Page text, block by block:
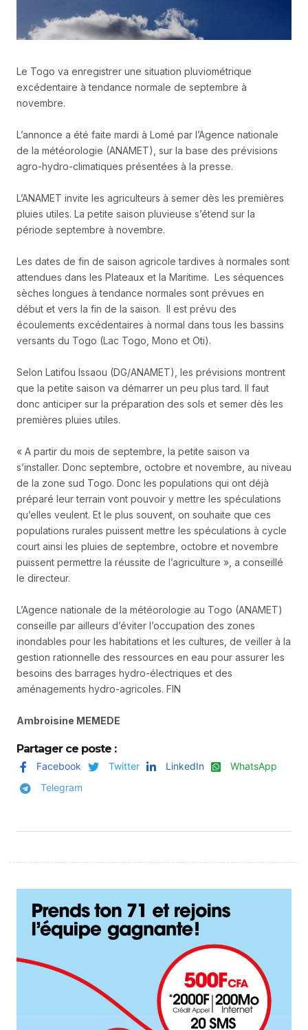
Le Togo va enregistrer une situation pluviométrique
excédentaire à tendance normale de septembre à
novembre.
L’annonce a été faite mardi à Lomé par l’Agence nationale
de la météorologie (ANAMET), sur la base des prévisions
agro-hydro-climatiques présentées à la presse.
L’ANAMET invite les agriculteurs à semer dès les premières
pluies utiles. La petite saison pluvieuse s’étend sur la
période septembre à novembre.
Les dates de fin de saison agricole tardives à normales sont
attendues dans les Plateaux et la Maritime. Les séquences
sèches longues à tendance normales sont prévues en
début et vers la fin de la saison. Il est prévu des
écoulements excédentaires à normal dans tous les bassins
versants du Togo (Lac Togo, Mono et Oti).
Selon Latifou Issaou (DG/ANAMET), les prévisions montrent
que la petite saison va démarrer un peu plus tard. Il faut
donc anticiper sur la préparation des sols et semer dès les
premières pluies utiles.
« A partir du mois de septembre, la petite saison va
s’installer. Donc septembre, octobre et novembre, au niveau
de la zone sud Togo. Donc les populations qui ont déjà
préparé leur terrain vont pouvoir y mettre les spéculations
qu’elles veulent. Et le plus souvent, on souhaite que ces
populations rurales puissent mettre les spéculations à cycle
court ainsi les pluies de septembre, octobre et novembre
puissent permettre la réussite de l’agriculture », a conseillé
le directeur.
L’Agence nationale de la météorologie au Togo (ANAMET)
conseille par ailleurs d’éviter l’occupation des zones
inondables pour les habitations et les cultures, de veiller à la
gestion rationnelle des ressources en eau pour assurer les
besoins des barrages hydro-électriques et des
aménagements hydro-agricoles. FIN
Ambroisine MEMEDE
Partager ce poste :
Facebook Twitter LinkedIn
WhatsApp
Telegram